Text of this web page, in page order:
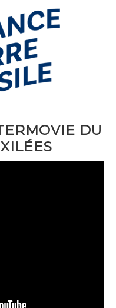
DU